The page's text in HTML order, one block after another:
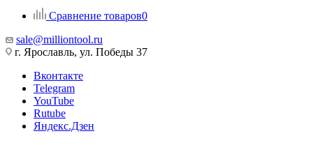
Сравнение товаров0
sale@milliontool.ru
г. Ярославль, ул. Победы 37
Вконтакте
Telegram
YouTube
Rutube
Яндекс.Дзен